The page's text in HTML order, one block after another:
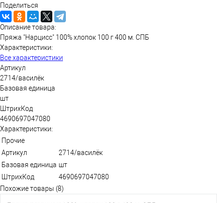
Поделиться
Описание товара:
Пряжа "Нарцисс" 100% хлопок 100 г 400 м. СПБ
Характеристики:
Все характеристики
Артикул
2714/василёк
Базовая единица
шт
ШтрихКод
4690697047080
Характеристики:
Прочие
Артикул
2714/василёк
Базовая единица шт
ШтрихКод
4690697047080
Похожие товары (8)